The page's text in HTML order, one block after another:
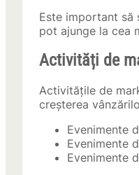
Este important să
pot ajunge la cea
Activități de
Activitățile de
creșterea
Evenimente
Evenimente
Evenimente